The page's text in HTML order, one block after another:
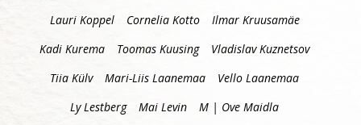
Lauri Koppel
Cornelia Kotto
Ilmar Kruusamäe
Kadi Kurema
Toomas Kuusing
Vladislav Kuznetsov
Tiia Külv
Mari-Liis Laanemaa
Vello Laanemaa
Ly Lestberg
Mai Levin
M | Ove Maidla